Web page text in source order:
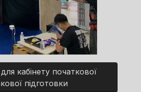
кабінету початкової
підготовки